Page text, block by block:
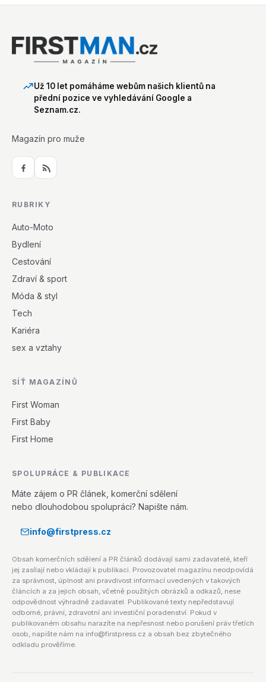
Už 10 let pomáháme webům našich klientů na
přední pozice ve vyhledávání Google a
Seznam.cz.
Magazín pro muže
RUBRIKY
Auto-Moto
Bydlení
Cestování
Zdraví & sport
Móda & styl
Tech
Kariéra
sex a vztahy
SÍŤ MAGAZÍNŮ
First Woman
First Baby
First Home
SPOLUPRÁCE & PUBLIKACE
Máte zájem o PR článek, komerční sdělení
nebo dlouhodobou spolupráci? Napište nám.
info@firstpress.cz
Obsah komerčních sdělení a PR článků dodávají sami zadavatelé, kteří
jej zasílají nebo vkládají k publikaci. Provozovatel magazínu neodpovídá
za správnost, úplnost ani pravdivost informací uvedených v takových
článcích a za jejich obsah, včetně použitých obrázků a odkazů, nese
odpovědnost výhradně zadavatel. Publikované texty nepředstavují
odborné, právní, zdravotní ani investiční poradenství. Pokud v
publikovaném obsahu narazíte na nepřesnost nebo porušení práv třetích
osob, napište nám na info@firstpress.cz a obsah bez zbytečného
odkladu prověříme.